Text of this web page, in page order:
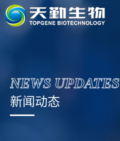
NEWS UPDATES
新闻动态